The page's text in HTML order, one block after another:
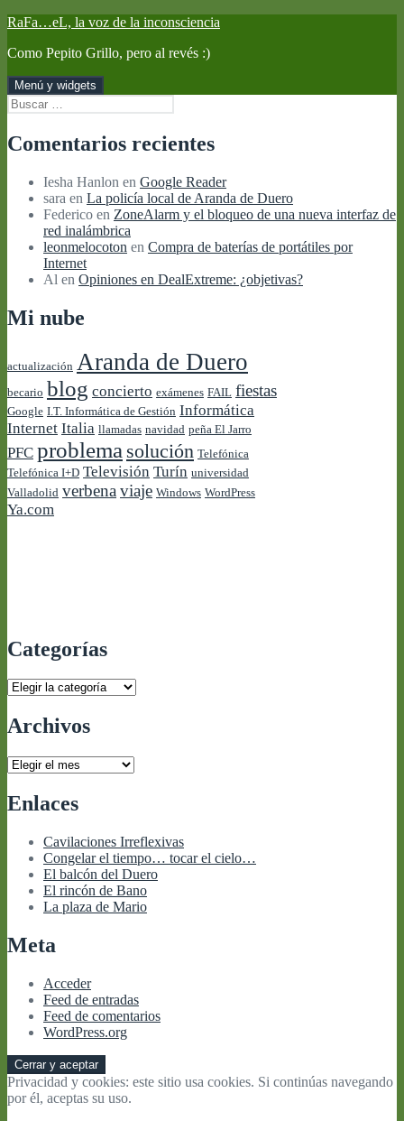
Saltar
contenido
RaFa…eL, la voz de la inconsciencia
Como Pepito Grillo, pero al revés :)
Menú y widgets
Buscar:
Comentarios recientes
Iesha Hanlon en Google Reader
sara en La policía local de Aranda de Duero
Federico en ZoneAlarm y el bloqueo de una nueva interfaz de
red inalámbrica
leonmelocoton en Compra de baterías de portátiles por
Internet
Al en Opiniones en DealExtreme: ¿objetivas?
Mi nube
actualización Aranda de Duero
becario blog concierto exámenes FAIL fiestas
Google I.T. Informática de Gestión Informática
Internet Italia llamadas navidad peña El Jarro
PFC problema solución Telefónica
Telefónica I+D Televisión Turín universidad
Valladolid verbena viaje Windows WordPress
Ya.com
Categorías
Categorías
Archivos
Archivos
Enlaces
Cavilaciones Irreflexivas
Congelar el tiempo… tocar el cielo…
El balcón del Duero
El rincón de Bano
La plaza de Mario
Meta
Acceder
Feed de entradas
Feed de comentarios
WordPress.org
Privacidad y cookies: este sitio usa cookies. Si continúas navegando
por él, aceptas su uso.